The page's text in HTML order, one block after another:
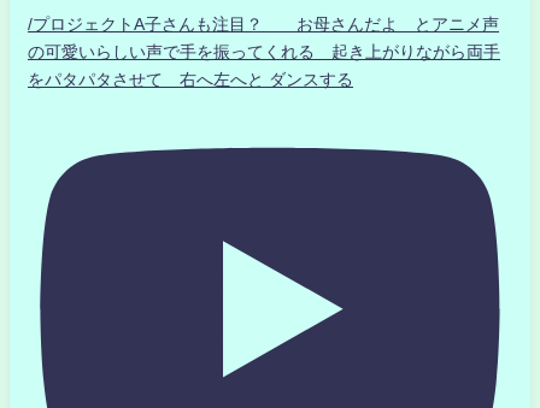
/プロジェクトA子さんも注目？ お母さんだよ とアニメ声
の可愛いらしい声で手を振ってくれる 起き上がりながら両手
をパタパタさせて 右へ左へと ダンスする